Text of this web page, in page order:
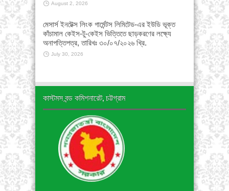
August 2, 2026
মেসার্স ইনটেক্স লিংক গার্মেন্টস লিমিটেড-এর ইউডি ভূক্ত
কাঁচামাল কেইস-টু-কেইস ভিত্তিতে ছাড়করণের লক্ষ্যে
অনাপত্তিপত্র, তারিখঃ ৩০/০৭/২০২৬ খ্রি.
July 30, 2026
কাস্টমস বন্ড কমিশনারেট, চট্টগ্রাম